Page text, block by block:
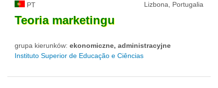
PT Lizbona, Portugalia
Teoria marketingu
grupa kierunków: ekonomiczne, administracyjne
Instituto Superior de Educação e Ciências